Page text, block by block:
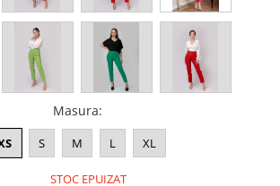
Masura:
S M L XL
STOC EPUIZAT